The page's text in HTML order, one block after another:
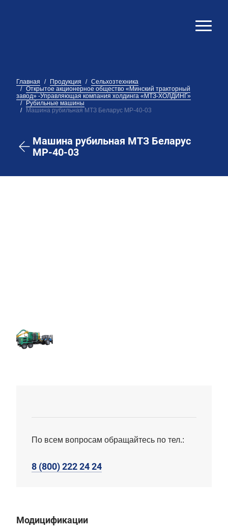
Главная Продукция
Сельхозтехника
Открытое акционерное общество «Минский тракторный
завод» -Управляющая компания холдинга «МТЗ-ХОЛДИНГ»
Рубильные машины
Машина рубильная МТЗ Беларус МР-40-03
Машина рубильная МТЗ Беларус
МР-40-03
По всем вопросам обращайтесь по тел.:
8 (800) 222 24 24
Модицификации